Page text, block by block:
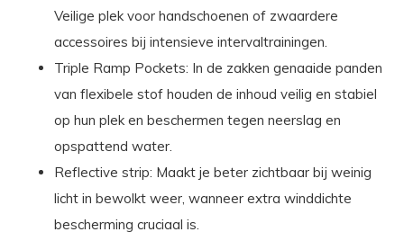
Veilige plek voor handschoenen of zwaardere
accessoires bij intensieve intervaltrainingen.
Triple Ramp Pockets: In de zakken genaaide panden
van flexibele stof houden de inhoud veilig en stabiel
op hun plek en beschermen tegen neerslag en
opspattend water.
Reflective strip: Maakt je beter zichtbaar bij weinig
licht in bewolkt weer, wanneer extra winddichte
bescherming cruciaal is.